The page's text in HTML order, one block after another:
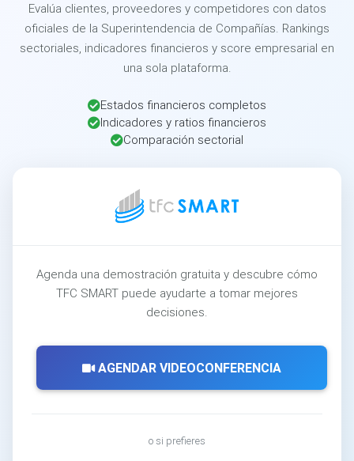
Evalúa clientes, proveedores y competidores con datos
oficiales de la Superintendencia de Compañías. Rankings
sectoriales, indicadores financieros y score empresarial en
una sola plataforma.
Estados financieros completos
Indicadores y ratios financieros
Comparación sectorial
Agenda una demostración gratuita y descubre cómo
TFC SMART puede ayudarte a tomar mejores
decisiones.
AGENDAR VIDEOCONFERENCIA
o si prefieres